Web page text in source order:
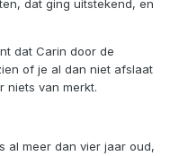
dat ging uitstekend, en
dat Carin door de
of je al dan niet afslaat
niets van merkt.
al meer dan vier jaar oud,